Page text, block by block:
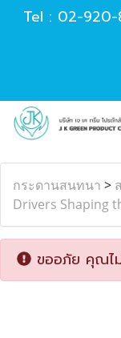
Tel : 02-920-
กระดานสนทนา >
Drivers Shaping
ขออภัย คุณไม่